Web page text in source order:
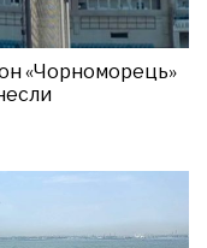
«Чорноморець»